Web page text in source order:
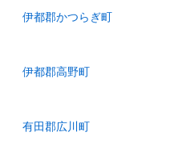
伊都郡かつらぎ町
伊都郡高野町
有田郡広川町